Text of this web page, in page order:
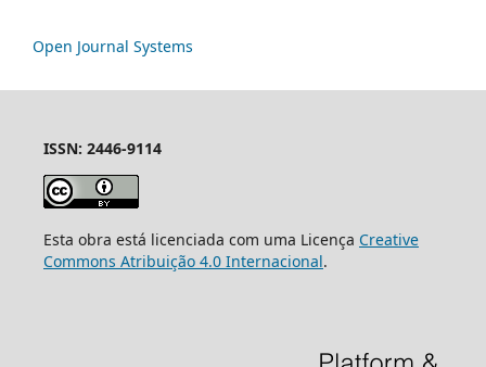
Open Journal Systems
ISSN: 2446-9114
Esta obra está licenciada com uma Licença Creative
Commons Atribuição 4.0 Internacional.